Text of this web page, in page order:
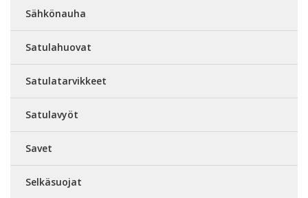
Sähkönauha
Satulahuovat
Satulatarvikkeet
Satulavyöt
Savet
Selkäsuojat